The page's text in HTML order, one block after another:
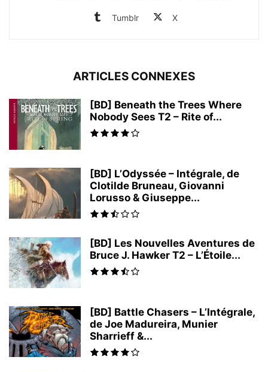
Tumblr X
ARTICLES CONNEXES
[BD] Beneath the Trees Where
Nobody Sees T2 – Rite of...
[BD] L’Odyssée – Intégrale, de
Clotilde Bruneau, Giovanni
Lorusso & Giuseppe...
[BD] Les Nouvelles Aventures de
Bruce J. Hawker T2 – L’Étoile...
[BD] Battle Chasers – L’Intégrale,
de Joe Madureira, Munier
Sharrieff &...